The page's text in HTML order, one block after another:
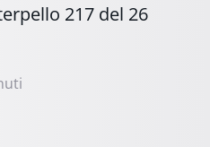
217 del 26